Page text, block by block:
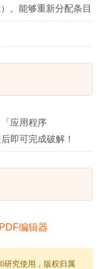
。能够重新分配条目
应用程序
即可完成破解！
研究使用，版权归属